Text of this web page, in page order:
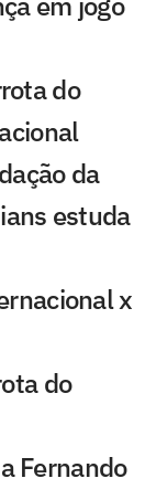
do
da
estuda
x
do
Fernando